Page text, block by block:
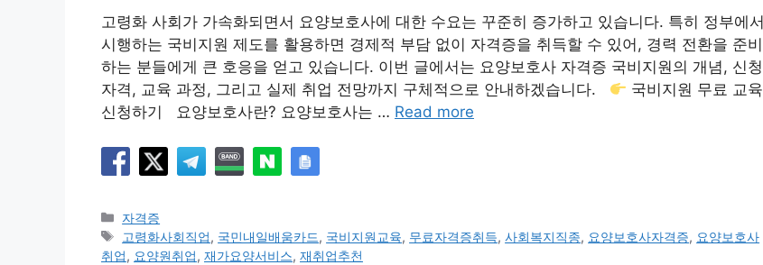
고령화 사회가 가속화되면서 요양보호사에 대한 수요는 꾸준히 증가하고 있습니다. 특히 정부에서
시행하는 국비지원 제도를 활용하면 경제적 부담 없이 자격증을 취득할 수 있어, 경력 전환을 준비
하는 분들에게 큰 호응을 얻고 있습니다. 이번 글에서는 요양보호사 자격증 국비지원의 개념, 신청
자격, 교육 과정, 그리고 실제 취업 전망까지 구체적으로 안내하겠습니다.
국비지원 무료 교육
신청하기 요양보호사란? 요양보호사는 … Read more
Categories
자격증
Tags
고령화사회직업, 국민내일배움카드, 국비지원교육, 무료자격증취득,사회복지직종, 요양보호사자격증, 요양보호사
취업, 요양원취업, 재가요양서비스, 재취업추천